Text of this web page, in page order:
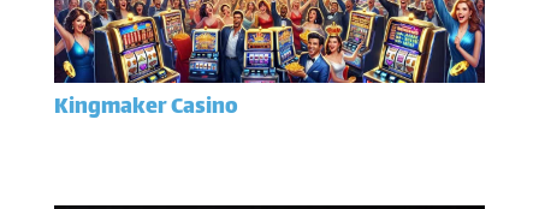
Kingmaker Casino